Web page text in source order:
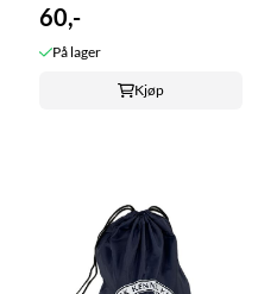
60,-
På lager
Kjøp